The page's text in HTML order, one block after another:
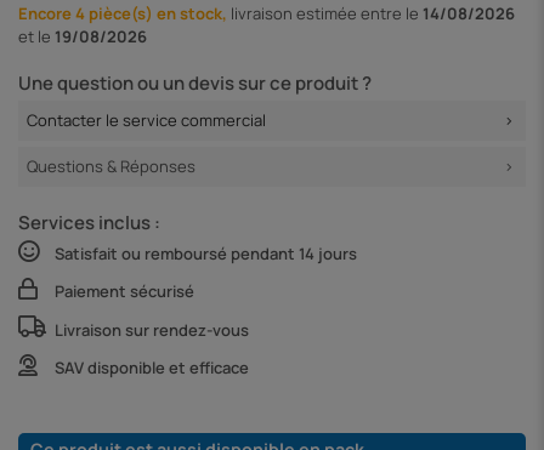
Encore 4 pièce(s) en stock, livraison estimée entre le 14/08/2026
et le 19/08/2026
Une question ou un devis sur ce produit ?
Contacter le service commercial
Questions & Réponses
Services inclus :
Satisfait ou remboursé pendant 14 jours
Paiement sécurisé
Livraison sur rendez-vous
SAV disponible et efficace